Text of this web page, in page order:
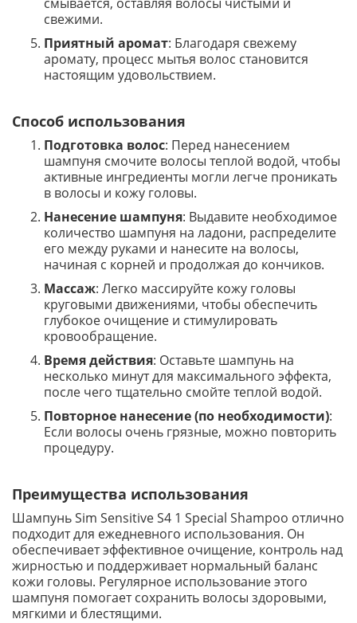
свежими.
Приятный аромат: Благодаря свежему
аромату, процесс мытья волос становится
настоящим удовольствием.
Способ использования
Подготовка волос: Перед нанесением
шампуня смочите волосы теплой водой, чтобы
активные ингредиенты могли легче проникать
в волосы и кожу головы.
Нанесение шампуня: Выдавите необходимое
количество шампуня на ладони, распределите
его между руками и нанесите на волосы,
начиная с корней и продолжая до кончиков.
Массаж: Легко массируйте кожу головы
круговыми движениями, чтобы обеспечить
глубокое очищение и стимулировать
кровообращение.
Время действия: Оставьте шампунь на
несколько минут для максимального эффекта,
после чего тщательно смойте теплой водой.
Повторное нанесение (по необходимости):
Если волосы очень грязные, можно повторить
процедуру.
Преимущества использования
Шампунь Sim Sensitive S4 1 Special Shampoo отлично
подходит для ежедневного использования. Он
обеспечивает эффективное очищение, контроль над
жирностью и поддерживает нормальный баланс
кожи головы. Регулярное использование этого
шампуня помогает сохранить волосы здоровыми,
мягкими и блестящими.